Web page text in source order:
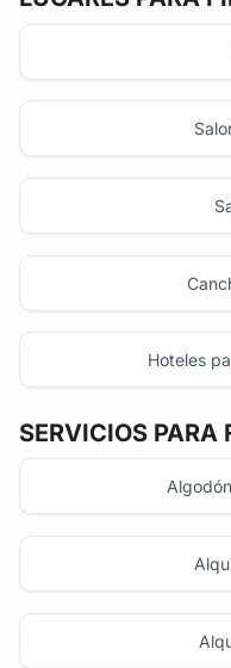
Hoteles
SERVICIOS PARA